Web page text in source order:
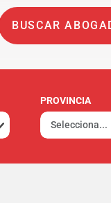
BUSCAR
PROVINCIA